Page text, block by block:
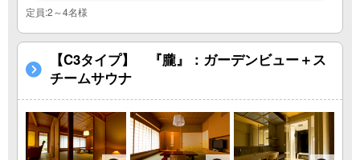
定員:2～4名様
【C3タイプ】 『朧』：ガーデンビュー＋ス
チームサウナ